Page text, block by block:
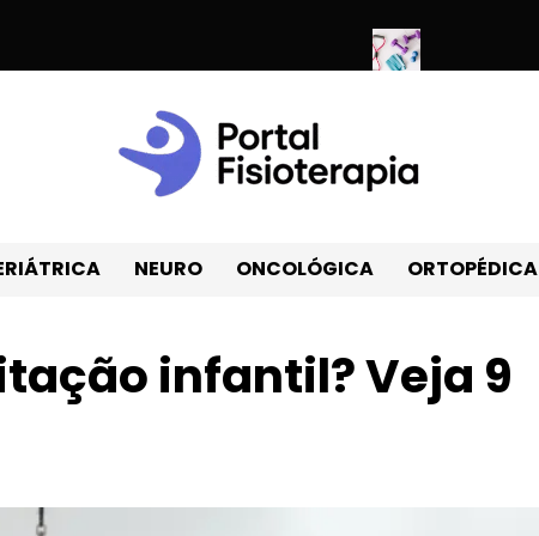
NEURO ONCOLÓGICA ORTOPÉDICA
infantil? Veja 9